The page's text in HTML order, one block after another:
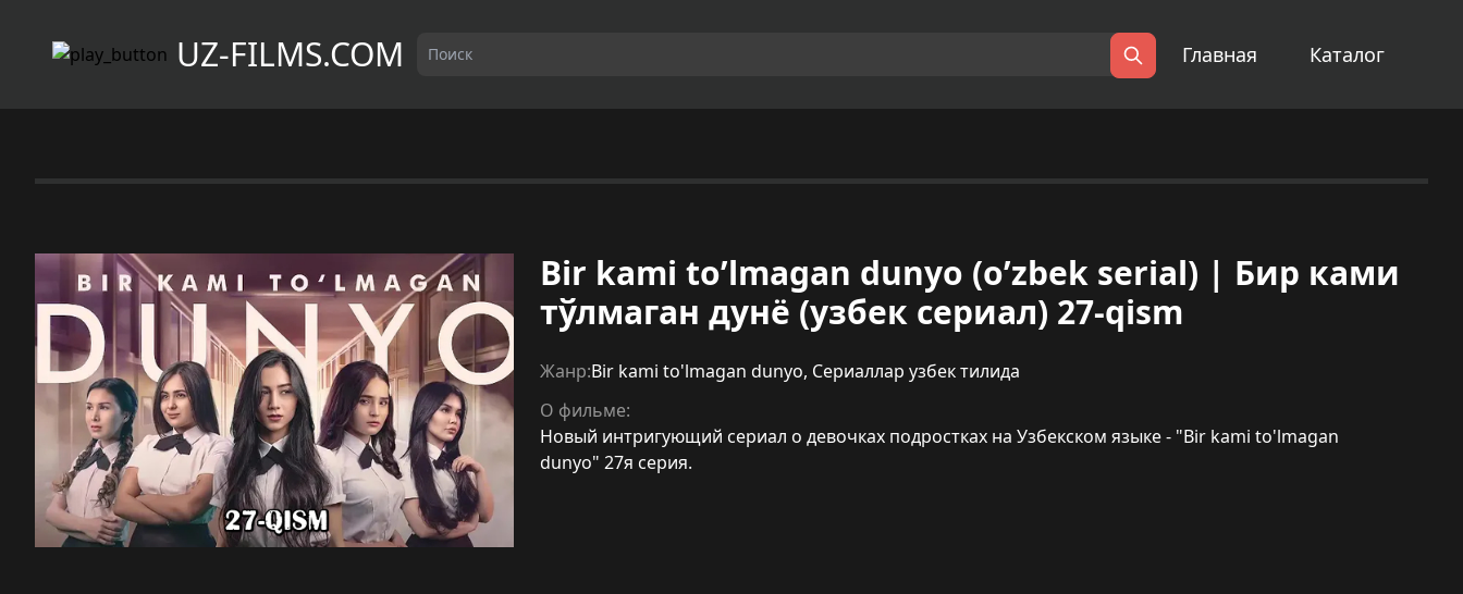
UZ-FILMS.COM Поиск
Главная Каталог
Bir kami to’lmagan dunyo (o’zbek serial) | Бир ками
тўлмаган дунё (узбек сериал) 27-qism
Жанр:Bir kami to'lmagan dunyo, Сериаллар узбек тилида
О фильме:
Новый интригующий сериал о девочках подростках на Узбекском языке - "Bir kami to'lmagan
dunyo" 27я серия.